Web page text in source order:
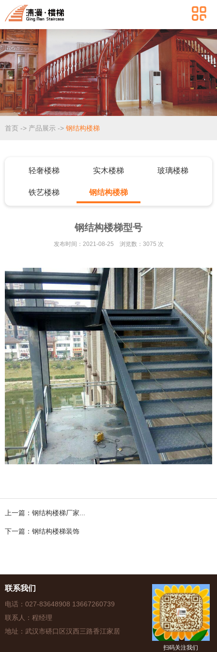
首页 -> 产品展示 -> 钢结构楼梯
轻奢楼梯 实木楼梯 玻璃楼梯
铁艺楼梯 钢结构楼梯
钢结构楼梯型号
发布时间：2021-08-25 浏览数：3075 次
上一篇：钢结构楼梯厂家...
下一篇：钢结构楼梯装饰
联系我们
电话：027-83648908 13667260739
联系人：程经理
地址：武汉市硚口区汉西三路香江家居
扫码关注我们